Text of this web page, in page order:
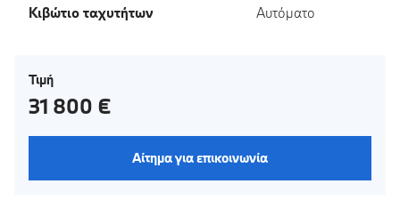
Κιβώτιο ταχυτήτων Αυτόματο
Τιμή
31 800 €
Αίτημα για επικοινωνία